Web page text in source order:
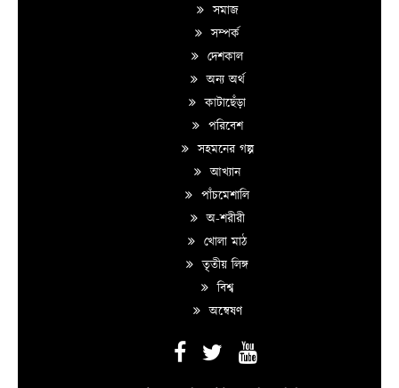
সমাজ
সম্পর্ক
দেশকাল
অন্য অর্থ
কাটাছেঁড়া
পরিবেশ
সহমনের গল্প
আখ্যান
পাঁচমেশালি
অ-শরীরী
খোলা মাঠ
তৃতীয় লিঙ্গ
বিশ্ব
অন্বেষণ